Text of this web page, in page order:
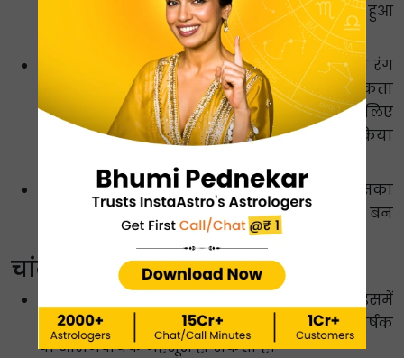
प्रकाश को चारों ओर उछालने और क्षेत्रों को चमकता हुआ
दिखाने में मदद कर सकता है।
बहुमुखी प्रतिभा:चांदी एक चारों तरफ फैलने वाला रंग
है जो अन्य रंगों की एक बड़ी श्रृंखला का पूरक हो सकता
है। समानता और संतुलित दृश्य प्रभाव बनाने के लिए
इसका उपयोग अनोखे स्वर या हाइलाइट के रूप में किया
चांदी शांति की भावना पैदा कर सकती है। इसका
मन पर सुखद प्रभाव पड़ता है और शांतिपूर्ण माहौल बन
चांदी रंग के नकारात्मक प्रभाव:
चांदी ठंडी अनुभूति उत्पन्न कर सकती है। इसमें
गर्मी की कमी हो सकती है और वातावरण कम आकर्षक
या आरामदायक महसूस हो सकता है।